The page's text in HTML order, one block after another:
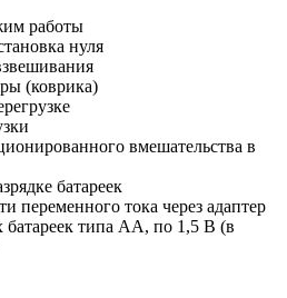
работы
нуля
(коврика)
вмешательства в
батареек
переменного тока через адаптер
типа АА, по 1,5 В (в